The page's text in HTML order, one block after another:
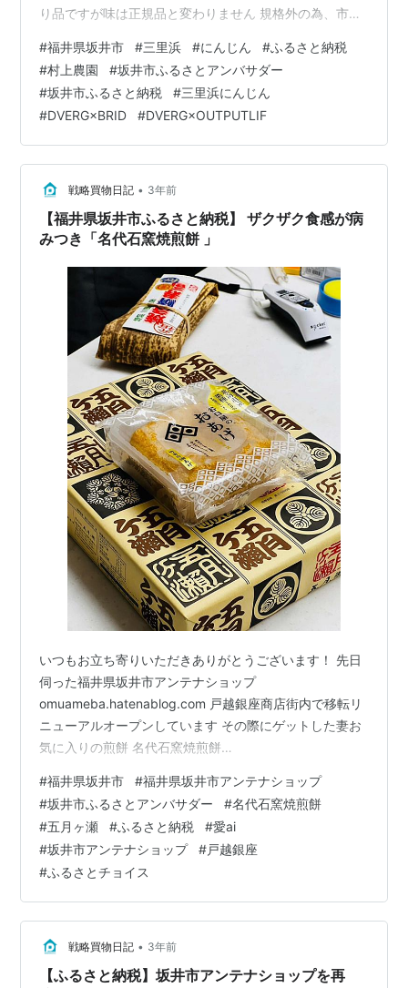
り品ですが味は正規品と変わりません 規格外の為、市場
に、、、 ということで、数量限定&緊急支援品の返礼品
となっています。 甘い人参ということで、 生にんじん
(小ぶり)3本 生玉ねぎ(大玉)半個 林檎酢 100ml オリーブ
オイル 150ml 砂糖 大さじ1 はちみつ 大さじ1 お塩 大さ
じ1 上記をミキサーにかけて 生ドレッシング にん…
#福井県坂井市 #三里浜 #にんじん #ふるさと納税
#村上農園 #坂井市ふるさとアンバサダー
#坂井市ふるさと納税 #三里浜にんじん
#DVERG×BRID #DVERG×OUTPUTLIF
戦略買物日記 • 3年前
【福井県坂井市ふるさと納税】 ザクザク食感が病
みつき「名代石窯焼煎餅 」
いつもお立ち寄りいただきありがとうございます！ 先日
伺った福井県坂井市アンテナショップ
omuameba.hatenablog.com 戸越銀座商店街内で移転リ
ニューアルオープンしています その際にゲットした妻お
気に入りの煎餅 名代石窯焼煎餅
トで「その場で申し込み出来るふるさと納税返礼品」と
していただき、すっかりファンに 再度いただき、「やっ
ぱり美味しい」と再確認した妻。 4枚とも全て妻の胃袋
へ消えたことは言わずもがな だけで終わらないのが我が
妻です omuameba.hatenablog.com アンテナショップに
再訪…
#福井県坂井市 #福井県坂井市アンテナショップ
#坂井市ふるさとアンバサダー #名代石窯焼煎餅
#五月ヶ瀬 #ふるさと納税 #愛ai
#坂井市アンテナショップ #戸越銀座
#ふるさとチョイス
戦略買物日記 • 3年前
【ふるさと納税】坂井市アンテナショップを再